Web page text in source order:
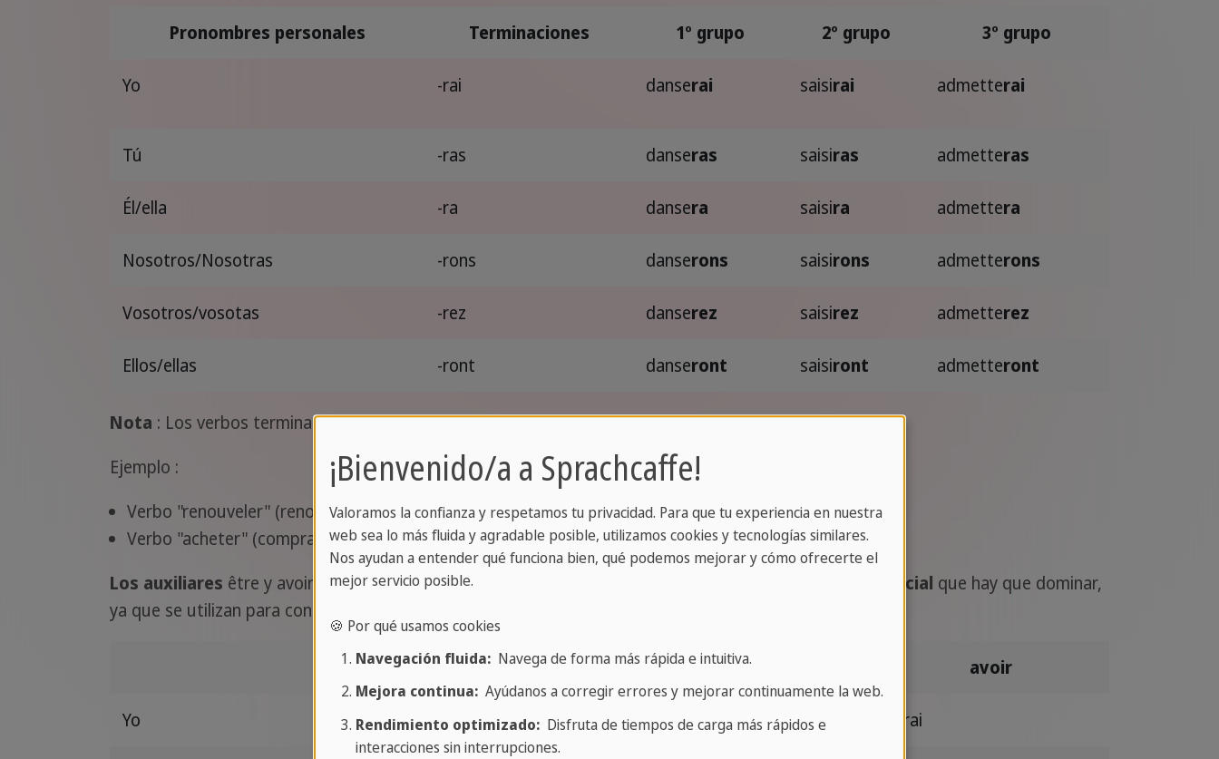
Pronombres personales Terminaciones 1º grupo 2º grupo 3º grupo
Yo -rai danserai saisirai admetterai
Tú -ras danseras saisiras admetteras
Él/ella -ra dansera saisira admettera
Nosotros/Nosotras -rons danserons saisirons admetterons
Vosotros/vosotas -rez danserez saisirez admetterez
Ellos/ellas -ront danseront saisiront admetteront
Nota : Los verbos terminados en "eler" o en "eter" doblan su consonante o añaden un acento.
Ejemplo :
Verbo "renouveler" (renovar) -> je renouvellerai
Verbo "acheter" (comprar)-> j'achèterai
Los auxiliares être y avoir forman parte del tercer grupo de verbos, pero tienen una conjugación especial que hay que dominar,
ya que se utilizan para construir el futuro de todos los demás verbos
être avoir
Yo serai aurai
¡Bienvenido/a a Sprachcaffe!
Valoramos la confianza y respetamos tu privacidad. Para que tu experiencia en nuestra
web sea lo más fluida y agradable posible, utilizamos cookies y tecnologías similares.
Nos ayudan a entender qué funciona bien, qué podemos mejorar y cómo ofrecerte el
mejor servicio posible.
🍪 Por qué usamos cookies
Navegación fluida:Navega de forma más rápida e intuitiva.
Mejora continua:Ayúdanos a corregir errores y mejorar continuamente la web.
Rendimiento optimizado:Disfruta de tiempos de carga más rápidos e
interacciones sin interrupciones.